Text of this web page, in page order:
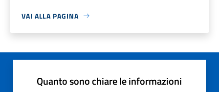
VAI ALLA PAGINA
Quanto sono chiare le informazioni